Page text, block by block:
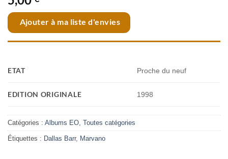
Ajouter à ma liste d'envies
ETAT Proche du neuf
EDITION ORIGINALE 1998
Catégories : Albums EO, Toutes catégories
Étiquettes : Dallas Barr, Marvano